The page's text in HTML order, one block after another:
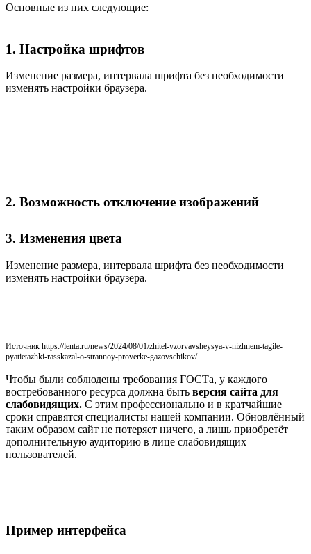
Основные из них следующие:
1. Настройка шрифтов
Изменение размера, интервала шрифта без необходимости
изменять настройки браузера.
2. Возможность отключение изображений
3. Изменения цвета
Изменение размера, интервала шрифта без необходимости
изменять настройки браузера.
Источник https://lenta.ru/news/2024/08/01/zhitel-vzorvavsheysya-v-nizhnem-tagile-
pyatietazhki-rasskazal-o-strannoy-proverke-gazovschikov/
Чтобы были соблюдены требования ГОСТа, у каждого
востребованного ресурса должна быть версия сайта для
слабовидящих. С этим профессионально и в кратчайшие
сроки справятся специалисты нашей компании. Обновлённый
таким образом сайт не потеряет ничего, а лишь приобретёт
дополнительную аудиторию в лице слабовидящих
пользователей.
Пример интерфейса